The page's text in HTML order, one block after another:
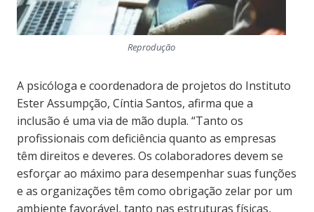
Reprodução
A psicóloga e coordenadora de projetos do Instituto
Ester Assumpção, Cíntia Santos, afirma que a
inclusão é uma via de mão dupla. “Tanto os
profissionais com deficiência quanto as empresas
têm direitos e deveres. Os colaboradores devem se
esforçar ao máximo para desempenhar suas funções
e as organizações têm como obrigação zelar por um
ambiente favorável, tanto nas estruturas físicas,